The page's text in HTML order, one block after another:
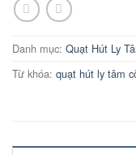
Danh mục: Quạt Hút Ly
Từ khóa: quạt hút ly tâm